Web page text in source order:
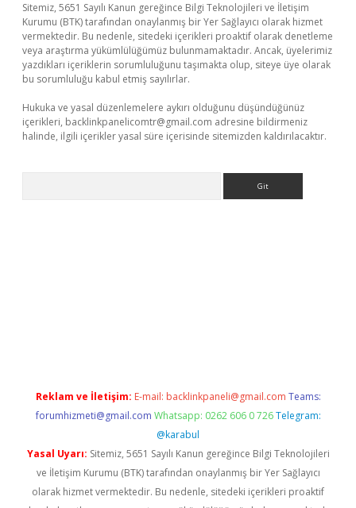
Sitemiz, 5651 Sayılı Kanun gereğince Bilgi Teknolojileri ve İletişim
Kurumu (BTK) tarafından onaylanmış bir Yer Sağlayıcı olarak hizmet
vermektedir. Bu nedenle, sitedeki içerikleri proaktif olarak denetleme
veya araştırma yükümlülüğümüz bulunmamaktadır. Ancak, üyelerimiz
yazdıkları içeriklerin sorumluluğunu taşımakta olup, siteye üye olarak
bu sorumluluğu kabul etmiş sayılırlar.
Hukuka ve yasal düzenlemelere aykırı olduğunu düşündüğünüz
içerikleri, backlinkpanelicomtr@gmail.com adresine bildirmeniz
halinde, ilgili içerikler yasal süre içerisinde sitemizden kaldırılacaktır.
Reklam ve İletişim: E-mail: backlinkpaneli@gmail.com Teams:
forumhizmeti@gmail.com Whatsapp: 0262 606 0 726 Telegram:
@karabul
Yasal Uyarı: Sitemiz, 5651 Sayılı Kanun gereğince Bilgi Teknolojileri
ve İletişim Kurumu (BTK) tarafından onaylanmış bir Yer Sağlayıcı
olarak hizmet vermektedir. Bu nedenle, sitedeki içerikleri proaktif